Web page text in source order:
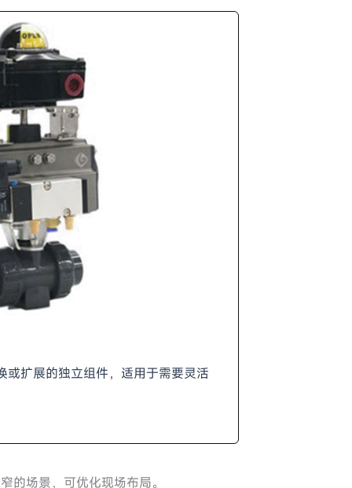
或扩展的独立组件，适用于需要灵活
的场景，可优化现场布局。